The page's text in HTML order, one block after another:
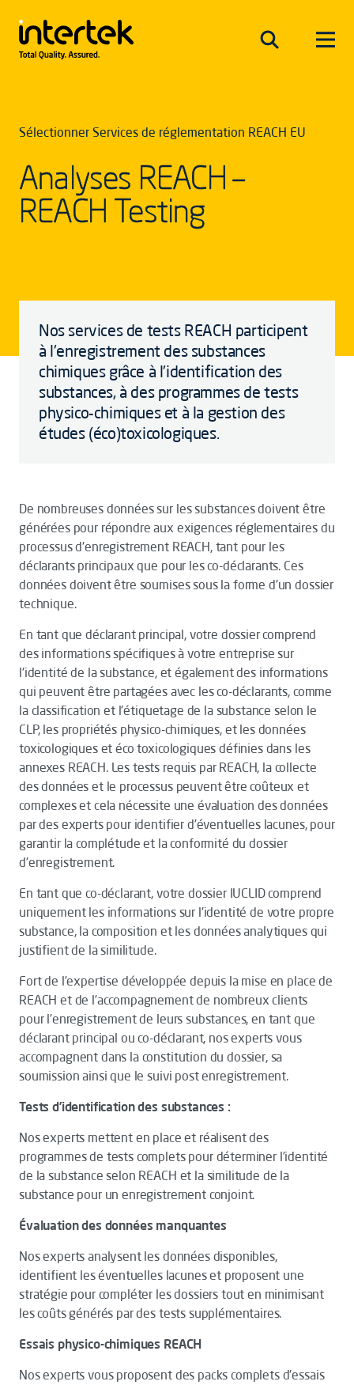
Sélectionner Services de réglementation REACH EU
Analyses REACH –
REACH Testing
Nos services de tests REACH participent
à l'enregistrement des substances
chimiques grâce à l'identification des
substances, à des programmes de tests
physico-chimiques et à la gestion des
études (éco)toxicologiques.
De nombreuses données sur les substances doivent être
générées pour répondre aux exigences réglementaires du
processus d'enregistrement REACH, tant pour les
déclarants principaux que pour les co-déclarants. Ces
données doivent être soumises sous la forme d'un dossier
technique.
En tant que déclarant principal, votre dossier comprend
des informations spécifiques à votre entreprise sur
l'identité de la substance, et également des informations
qui peuvent être partagées avec les co-déclarants, comme
la classification et l'étiquetage de la substance selon le
CLP, les propriétés physico-chimiques, et les données
toxicologiques et éco toxicologiques définies dans les
annexes REACH. Les tests requis par REACH, la collecte
des données et le processus peuvent être coûteux et
complexes et cela nécessite une évaluation des données
par des experts pour identifier d’éventuelles lacunes, pour
garantir la complétude et la conformité du dossier
d’enregistrement.
En tant que co-déclarant, votre dossier IUCLID comprend
uniquement les informations sur l'identité de votre propre
substance, la composition et les données analytiques qui
justifient de la similitude.
Fort de l’expertise développée depuis la mise en place de
REACH et de l’accompagnement de nombreux clients
pour l’enregistrement de leurs substances, en tant que
déclarant principal ou co-déclarant, nos experts vous
accompagnent dans la constitution du dossier, sa
soumission ainsi que le suivi post enregistrement.
Tests d’identification des substances :
Nos experts mettent en place et réalisent des
programmes de tests complets pour déterminer l’identité
de la substance selon REACH et la similitude de la
substance pour un enregistrement conjoint.
Évaluation des données manquantes
Nos experts analysent les données disponibles,
identifient les éventuelles lacunes et proposent une
stratégie pour compléter les dossiers tout en minimisant
les coûts générés par des tests supplémentaires.
Essais physico-chimiques REACH
Nos experts vous proposent des packs complets d'essais